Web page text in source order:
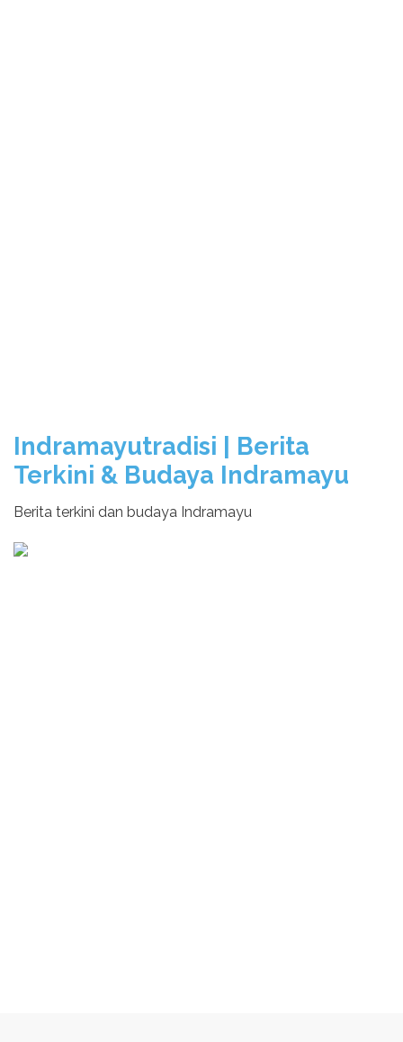
Indramayutradisi | Berita
Terkini & Budaya Indramayu
Berita terkini dan budaya Indramayu